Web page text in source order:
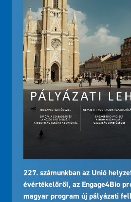
227. számunkban az Unió
évértékelőről, az Engage4Bio
magyar program új pályázati